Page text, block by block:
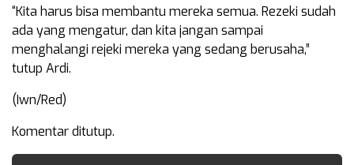
“Kita harus bisa membantu mereka semua. Rezeki sudah
ada yang mengatur, dan kita jangan sampai
menghalangi rejeki mereka yang sedang berusaha,”
tutup Ardi.
(Iwn/Red)
Komentar ditutup.